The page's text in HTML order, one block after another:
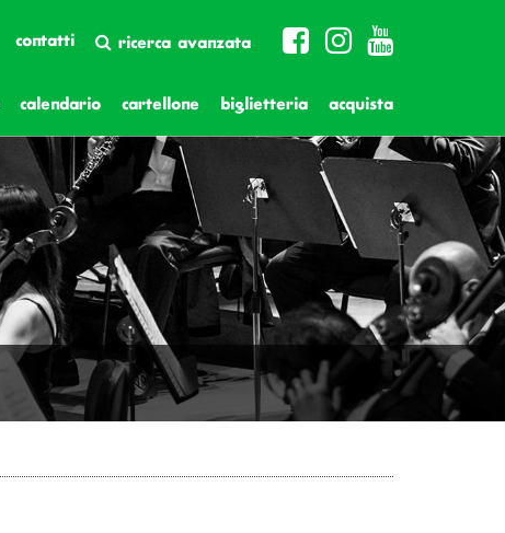
contatti ricerca avanzata
calendario cartellone biglietteria acquista